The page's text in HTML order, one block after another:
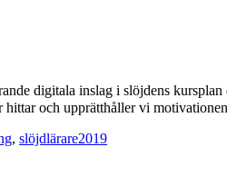
digitala inslag i slöjdens
hittar och upprätthåller vi
, slöjdlärare2019